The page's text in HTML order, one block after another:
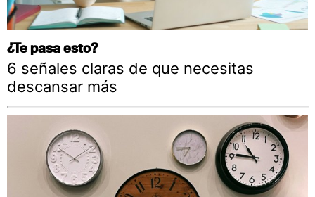
¿Te pasa esto?
6 señales claras de que necesitas
descansar más